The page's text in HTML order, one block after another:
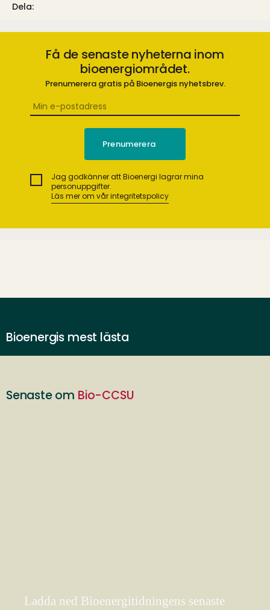
Dela:
Få de senaste nyheterna inom
bioenergiområdet.
Prenumerera gratis på Bioenergis nyhetsbrev.
Jag godkänner att Bioenergi lagrar mina
personuppgifter.
Läs mer om vår integritetspolicy
Bioenergis mest lästa
Senaste om Bio-CCSU
Ladda ned Bioenergitidningens senaste